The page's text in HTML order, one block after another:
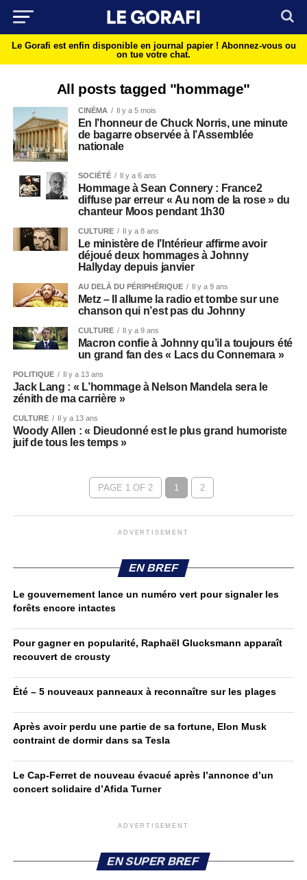
Le Gorafi est enfin disponible en journal papier ! Abonnez-vous ou
on tue votre chat.
All posts tagged "hommage"
CINÉMA Il y a 5 mois
En l’honneur de Chuck Norris, une minute
de bagarre observée à l’Assemblée
nationale
SOCIÉTÉ Il y a 6 ans
Hommage à Sean Connery : France2
diffuse par erreur « Au nom de la rose » du
chanteur Moos pendant 1h30
CULTURE Il y a 8 ans
Le ministère de l’Intérieur affirme avoir
déjoué deux hommages à Johnny
Hallyday depuis janvier
AU DELÀ DU PÉRIPHÉRIQUE Il y a 9 ans
Metz – Il allume la radio et tombe sur une
chanson qui n’est pas du Johnny
CULTURE Il y a 9 ans
Macron confie à Johnny qu’il a toujours été
un grand fan des « Lacs du Connemara »
POLITIQUE Il y a 13 ans
Jack Lang : « L’hommage à Nelson Mandela sera le
zénith de ma carrière »
CULTURE Il y a 13 ans
Woody Allen : « Dieudonné est le plus grand humoriste
juif de tous les temps »
PAGE 1 OF 2 1 2
ADVERTISEMENT
EN BREF
Le gouvernement lance un numéro vert pour signaler les
forêts encore intactes
Pour gagner en popularité, Raphaël Glucksmann apparaît
recouvert de crousty
Été – 5 nouveaux panneaux à reconnaître sur les plages
Après avoir perdu une partie de sa fortune, Elon Musk
contraint de dormir dans sa Tesla
Le Cap-Ferret de nouveau évacué après l’annonce d’un
concert solidaire d’Afida Turner
ADVERTISEMENT
EN SUPER BREF